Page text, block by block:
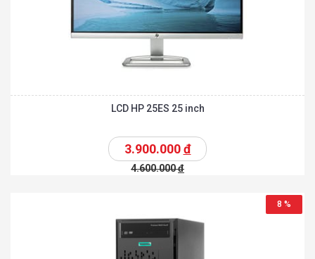
LCD HP 25ES 25 inch
3.900.000đ
4.600.000đ
8 %